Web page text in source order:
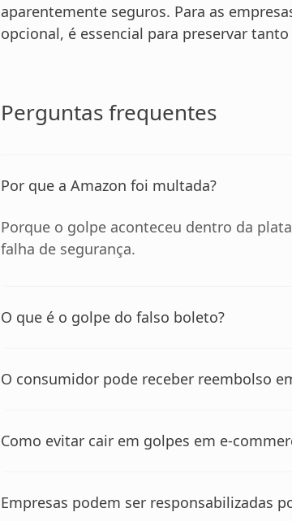
aparentemente seguros. Para as
opcional, é essencial para preservar
Perguntas frequentes
Por que a Amazon foi multada?
Porque o golpe aconteceu dentro da
falha de segurança.
O que é o golpe do falso boleto?
O consumidor pode receber reembolso
Como evitar cair em golpes em e-
Empresas podem ser responsabilizadas